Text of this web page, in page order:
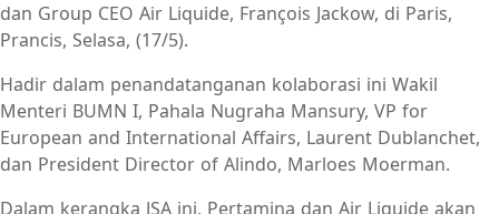
dan Group CEO Air Liquide, François Jackow, di Paris,
Prancis, Selasa, (17/5).
Hadir dalam penandatanganan kolaborasi ini Wakil
Menteri BUMN I, Pahala Nugraha Mansury, VP for
European and International Affairs, Laurent Dublanchet,
dan President Director of Alindo, Marloes Moerman.
Dalam kerangka JSA ini, Pertamina dan Air Liquide akan